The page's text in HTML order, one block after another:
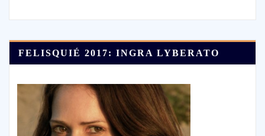
FELISQUIÉ 2017: INGRA LYBERATO